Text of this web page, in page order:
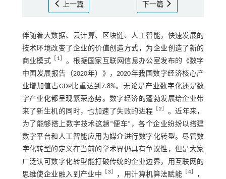
上一篇 下一篇
伴随着大数据、云计算、区块链、人工智能，快速发展的
技术环境改变了企业的价值创造方式，为企业创造了新的
商业模式 ［ 1］ 。根据国家互联网信息办公室发布的《数字
中国发展报告（2020年）》，2020年我国数字经济核心产
业增加值占GDP比重达到7.8%。无论是产业数字化还是数
字产业化都呈现繁荣态势。数字经济的蓬勃发展给企业带
来了新生机的同时，也加速了失败的进程 ［2］ 。近年来，
为了能够搭上数字技术这趟“便车”，各个企业纷纷以搭建
数字平台和人工智能应用为媒介进行数字化转型。尽管数
字化转型的定义在当前的学术界仍具有争议性，但是大家
广泛认可数字化转型能打破传统的企业边界，用互联网的
思维使企业融入到产业中
［3］ ，用计算机算法赋能 ［4］
，